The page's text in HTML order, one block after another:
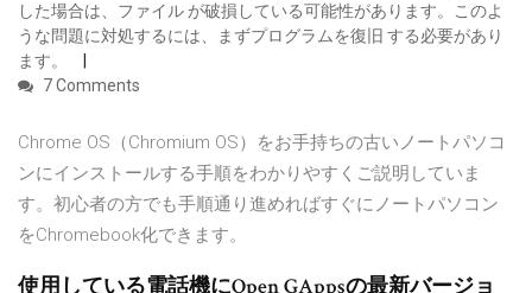
した場合は、ファイル が破損している可能性があります。このよ
うな問題に対処するには、まずプログラムを復旧 する必要があり
ます。
7 Comments
Chrome OS（Chromium OS）をお手持ちの古いノートパソコ
ンにインストールする手順をわかりやすくご説明していま
す。初心者の方でも手順通り進めればすぐにノートパソコン
をChromebook化できます。
使用している電話機にOpen GAppsの最新バージョ